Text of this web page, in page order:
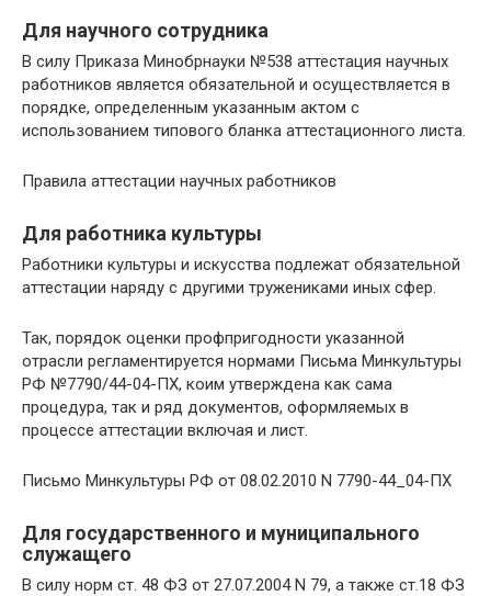
Для научного сотрудника
В силу Приказа Минобрнауки №538 аттестация научных
работников является обязательной и осуществляется в
порядке, определенным указанным актом с
использованием типового бланка аттестационного листа.
Правила аттестации научных работников
Для работника культуры
Работники культуры и искусства подлежат обязательной
аттестации наряду с другими тружениками иных сфер.
Так, порядок оценки профпригодности указанной
отрасли регламентируется нормами Письма Минкультуры
РФ №7790/44-04-ПХ, коим утверждена как сама
процедура, так и ряд документов, оформляемых в
процессе аттестации включая и лист.
Письмо Минкультуры РФ от 08.02.2010 N 7790-44_04-ПХ
Для государственного и муниципального
служащего
В силу норм ст. 48 ФЗ от 27.07.2004 N 79, а также ст.18 ФЗ